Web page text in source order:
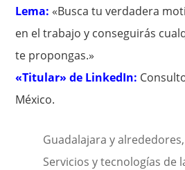
Lema: «Busca tu verdadera
en el trabajo y conseguirás
te propongas.»
«Titular» de LinkedIn:
México.
Guadalajara y
Servicios y tecnologías de